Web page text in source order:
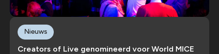
Creators of Live genomineerd voor World MICE
Nieuws